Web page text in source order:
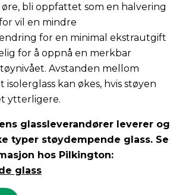
bli oppfattet som en halvering
vil en mindre
for en minimal ekstrautgift
for å oppnå en merkbar
Avstanden mellom
isolerglass kan økes, hvis støyen
ytterligere.
glassleverandører leverer og
typer støydempende glass. Se
hos Pilkington:
glass